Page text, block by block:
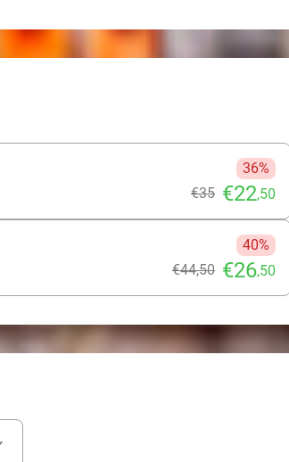
36%
€35 €22,50
40%
€44,50 €26,50